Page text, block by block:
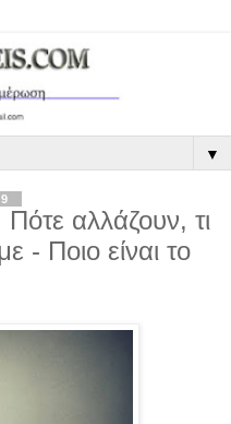
▼
αλλάζουν, τι
- Ποιο είναι το